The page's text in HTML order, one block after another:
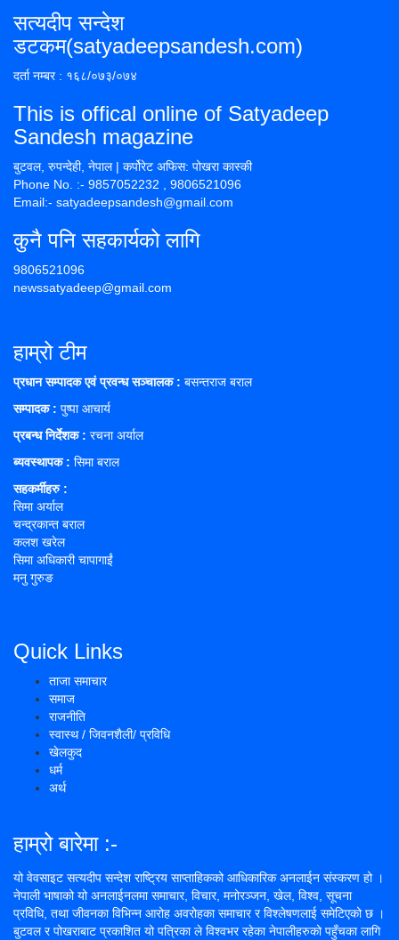
सत्यदीप सन्देश
डटकम(satyadeepsandesh.com)
दर्ता नम्बर : १६८/०७३/०७४
This is offical online of Satyadeep
Sandesh magazine
बुटवल, रुपन्देही, नेपाल | कर्पोरेट अफिस: पोखरा कास्की
Phone No. :- 9857052232 , 9806521096
Email:- satyadeepsandesh@gmail.com
कुनै पनि सहकार्यको लागि
9806521096
newssatyadeep@gmail.com
हाम्रो टीम
प्रधान सम्पादक एवं प्रवन्ध सञ्चालक : बसन्तराज बराल
सम्पादक : पुष्पा आचार्य
प्रबन्ध निर्देशक : रचना अर्याल
ब्यवस्थापक : सिमा बराल
सहकर्मीहरु:
सिमा अर्याल
चन्द्रकान्त बराल
कलश खरेल
सिमा अधिकारी चापागाईं
मनु गुरुङ
Quick Links
ताजा समाचार
समाज
राजनीति
स्वास्थ / जिवनशैली/ प्रविधि
खेलकुद
धर्म
अर्थ
हाम्रो बारेमा :-
यो वेवसाइट सत्यदीप सन्देश राष्ट्रिय साप्ताहिकको आधिकारिक अनलाईन संस्करण हो ।
नेपाली भाषाको यो अनलाईनलमा समाचार, विचार, मनोरञ्जन, खेल, विश्व, सूचना
प्रविधि, तथा जीवनका विभिन्न आरोह अवरोहका समाचार र विश्लेषणलाई समेटिएको छ ।
बुटवल र पोखराबाट प्रकाशित यो पत्रिका ले विश्वभर रहेका नेपालीहरुको पहुँचका लागि